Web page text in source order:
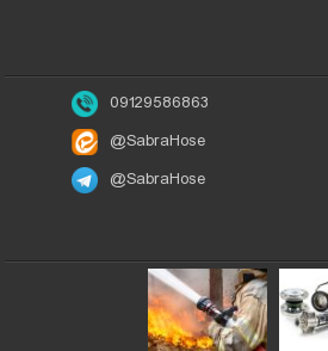
09129586863
@SabraHose
@SabraHose